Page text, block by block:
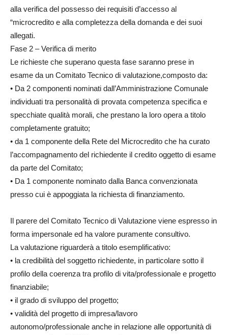
alla verifica del possesso dei requisiti d’accesso al
“microcredito e alla completezza della domanda e dei suoi
allegati.
Fase 2 – Verifica di merito
Le richieste che superano questa fase saranno prese in
esame da un Comitato Tecnico di valutazione,composto da:
• Da 2 componenti nominati dall’Amministrazione Comunale
individuati tra personalità di provata competenza specifica e
specchiate qualità morali, che prestano la loro opera a titolo
completamente gratuito;
• da 1 componente della Rete del Microcredito che ha curato
l’accompagnamento del richiedente il credito oggetto di esame
da parte del Comitato;
• Da 1 componente nominato dalla Banca convenzionata
presso cui è appoggiata la richiesta di finanziamento.
Il parere del Comitato Tecnico di Valutazione viene espresso in
forma impersonale ed ha valore puramente consultivo.
La valutazione riguarderà a titolo esemplificativo:
• la credibilità del soggetto richiedente, in particolare sotto il
profilo della coerenza tra profilo di vita/professionale e progetto
finanziabile;
• il grado di sviluppo del progetto;
• validità del progetto di impresa/lavoro
autonomo/professionale anche in relazione alle opportunità di